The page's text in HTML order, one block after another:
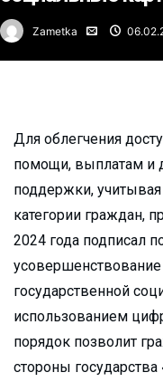
Zametka
Для облегчения
помощи, выплатам и
поддержки,
категории граждан,
2024 года подписал
государственной
использованием
порядок позволит
стороны